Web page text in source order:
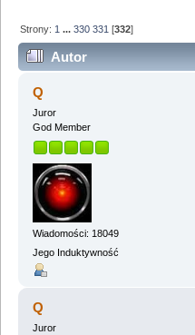
Strony: 1 ...330 331 [332]
Autor
Q
Juror
God Member
Wiadomości: 18049
Jego Induktywność
Q
Juror